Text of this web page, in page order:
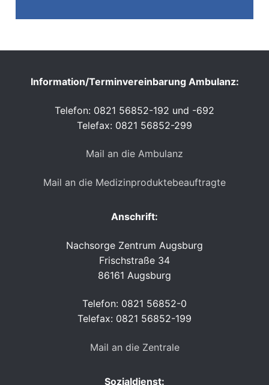
Information/Terminvereinbarung Ambulanz:
Telefon: 0821 56852-192 und -692
Telefax: 0821 56852-299
Mail an die Ambulanz
Mail an die Medizinproduktebeauftragte
Anschrift:
Nachsorge Zentrum Augsburg
Frischstraße 34
86161 Augsburg
Telefon: 0821 56852-0
Telefax: 0821 56852-199
Mail an die Zentrale
Sozialdienst: